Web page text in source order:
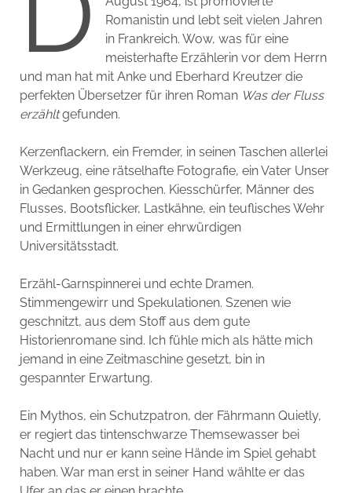
Romanistin und lebt seit vielen Jahren
in Frankreich. Wow, was für eine
meisterhafte Erzählerin vor dem Herrn
und man hat mit Anke und Eberhard Kreutzer die
perfekten Übersetzer für ihren Roman Was der Fluss
erzähltgefunden.
Kerzenflackern, ein Fremder, in seinen Taschen allerlei
Werkzeug, eine rätselhafte Fotografie, ein Vater Unser
in Gedanken gesprochen. Kiesschürfer, Männer des
Flusses, Bootsflicker, Lastkähne, ein teuflisches Wehr
und Ermittlungen in einer ehrwürdigen
Universitätsstadt.
Erzähl-Garnspinnerei und echte Dramen.
Stimmengewirr und Spekulationen. Szenen wie
geschnitzt, aus dem Stoff aus dem gute
Historienromane sind. Ich fühle mich als hätte mich
jemand in eine Zeitmaschine gesetzt, bin in
gespannter Erwartung.
Ein Mythos, ein Schutzpatron, der Fährmann Quietly,
er regiert das tintenschwarze Themsewasser bei
Nacht und nur er kann seine Hände im Spiel gehabt
haben. War man erst in seiner Hand wählte er das